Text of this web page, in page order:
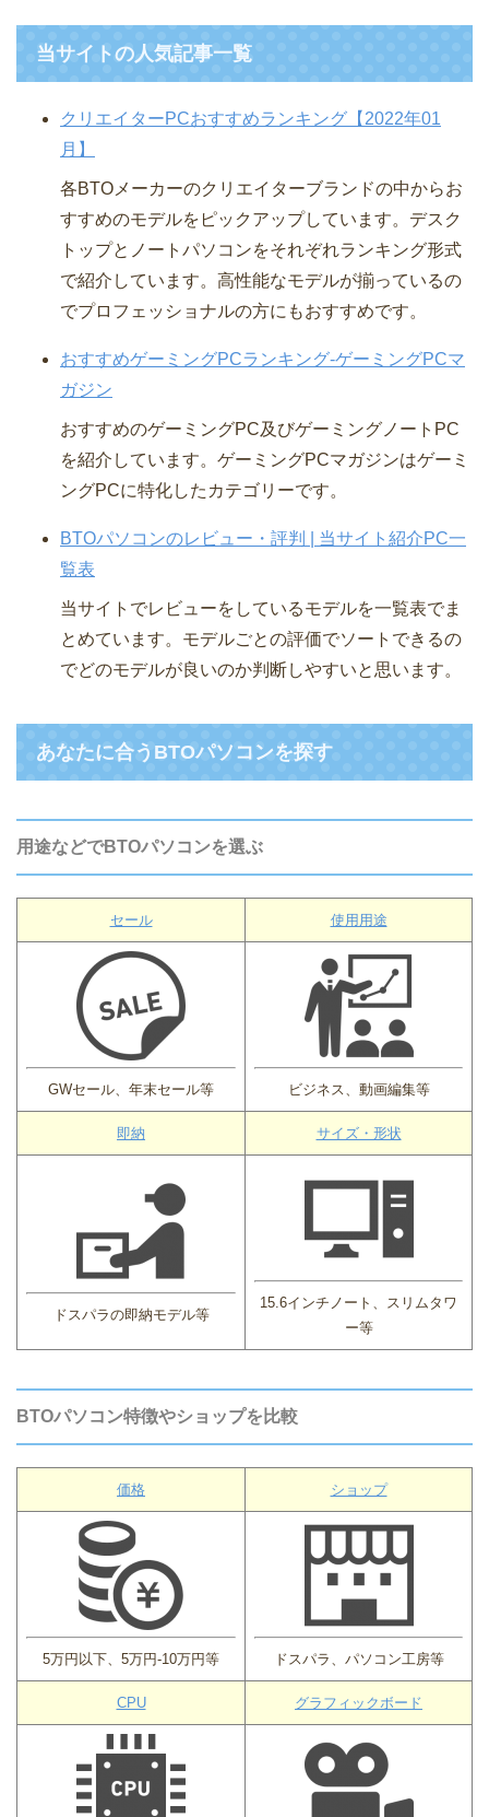
当サイトの人気記事一覧
クリエイターPCおすすめランキング【2022年01
月】
各BTOメーカーのクリエイターブランドの中からお
すすめのモデルをピックアップしています。デスク
トップとノートパソコンをそれぞれランキング形式
で紹介しています。高性能なモデルが揃っているの
でプロフェッショナルの方にもおすすめです。
おすすめゲーミングPCランキング-ゲーミングPCマ
ガジン
おすすめのゲーミングPC及びゲーミングノートPC
を紹介しています。ゲーミングPCマガジンはゲーミ
ングPCに特化したカテゴリーです。
BTOパソコンのレビュー・評判 | 当サイト紹介PC一
覧表
当サイトでレビューをしているモデルを一覧表でま
とめています。モデルごとの評価でソートできるの
でどのモデルが良いのか判断しやすいと思います。
あなたに合うBTOパソコンを探す
用途などでBTOパソコンを選ぶ
セール 使用用途
GWセール、年末セール等 ビジネス、動画編集等
即納 サイズ・形状
ドスパラの即納モデル等
15.6インチノート、スリムタワ
ー等
BTOパソコン特徴やショップを比較
価格 ショップ
5万円以下、5万円-10万円等 ドスパラ、パソコン工房等
CPU グラフィックボード